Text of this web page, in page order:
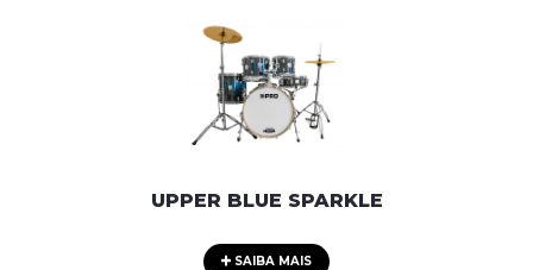
UPPER BLUE SPARKLE
SAIBA MAIS